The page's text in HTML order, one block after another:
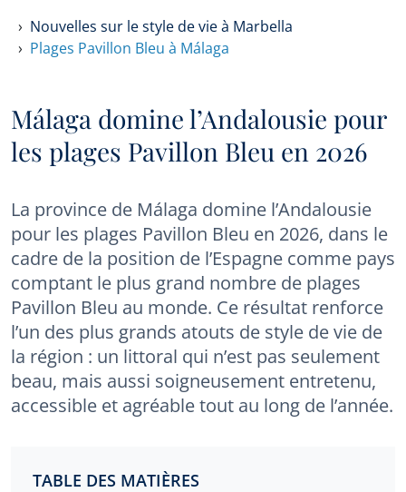
Nouvelles sur le style de vie à Marbella
Plages Pavillon Bleu à Málaga
Málaga domine l’Andalousie pour
les plages Pavillon Bleu en 2026
La province de Málaga domine l’Andalousie
pour les plages Pavillon Bleu en 2026, dans le
cadre de la position de l’Espagne comme pays
comptant le plus grand nombre de plages
Pavillon Bleu au monde. Ce résultat renforce
l’un des plus grands atouts de style de vie de
la région : un littoral qui n’est pas seulement
beau, mais aussi soigneusement entretenu,
accessible et agréable tout au long de l’année.
TABLE DES MATIÈRES